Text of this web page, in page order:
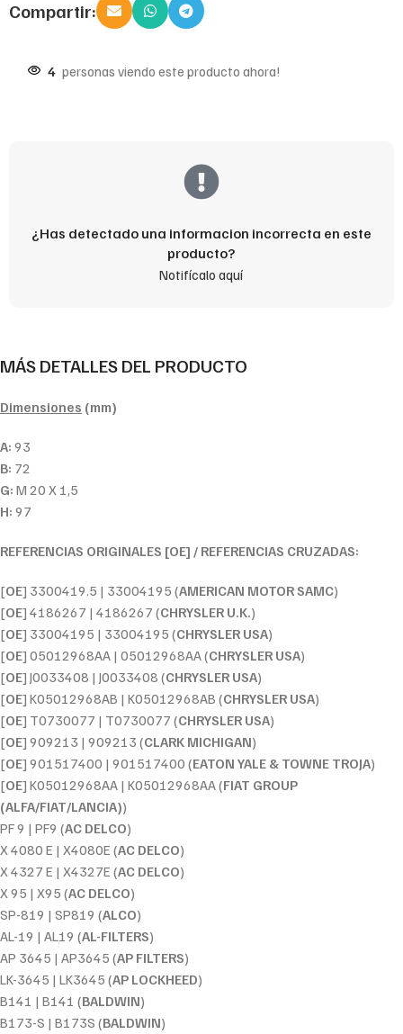
Compartir:
4 personas viendo este producto ahora!
¿Has detectado una informacion incorrecta en este
producto?
Notifícalo aquí
MÁS DETALLES DEL PRODUCTO
Dimensiones (mm)
A: 93
B: 72
G: M 20 X 1,5
H: 97
REFERENCIAS ORIGINALES [OE] / REFERENCIAS CRUZADAS:
[OE] 3300419.5 | 33004195 (AMERICAN MOTOR SAMC)
[OE] 4186267 | 4186267 (CHRYSLER U.K.)
[OE] 33004195 | 33004195 (CHRYSLER USA)
[OE] 05012968AA | 05012968AA (CHRYSLER USA)
[OE] J0033408 | J0033408 (CHRYSLER USA)
[OE] K05012968AB | K05012968AB (CHRYSLER USA)
[OE] T0730077 | T0730077 (CHRYSLER USA)
[OE] 909213 | 909213 (CLARK MICHIGAN)
[OE] 901517400 | 901517400 (EATON YALE & TOWNE TROJA)
[OE] K05012968AA | K05012968AA (FIAT GROUP
(ALFA/FIAT/LANCIA))
PF 9 | PF9 (AC DELCO)
X 4080 E | X4080E (AC DELCO)
X 4327 E | X4327E (AC DELCO)
X 95 | X95 (AC DELCO)
SP-819 | SP819 (ALCO)
AL-19 | AL19 (AL-FILTERS)
AP 3645 | AP3645 (AP FILTERS)
LK-3645 | LK3645 (AP LOCKHEED)
B141 | B141 (BALDWIN)
B173-S | B173S (BALDWIN)